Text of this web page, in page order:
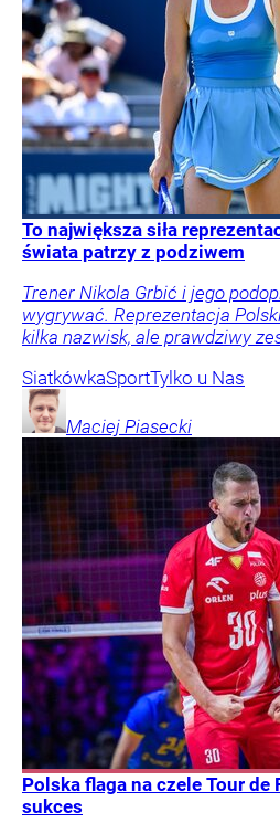
To największa siła
świata patrzy z podziwem
Trener Nikola Grbić i jego
wygrywać. Reprezentacja
kilka nazwisk, ale prawdziwy
SiatkówkaSportTylko u Nas
Maciej Piasecki
Polska flaga na czele Tour de
sukces